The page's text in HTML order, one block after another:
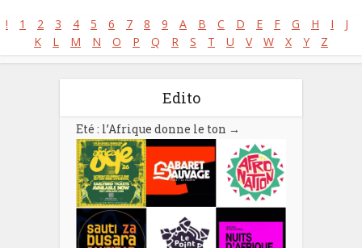
! 1 2 3 4 5 6 7 8 9 A B C D E F G H I
J
K
L M N O P Q R S T U V W X Y Z
Edito
Eté : l’Afrique donne le ton →